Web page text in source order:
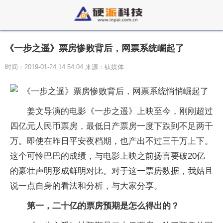
《一步之遥》票房惨败背后，网票系统崛起了
时间：2019-01-24 14:54:04 来源：钛媒体
姜文导演的电影《一步之遥》上映至今，刚刚超过
四亿元人民币票房，最低日产票房一度下跌到不足两千
万。即使在昨日平安夜档期，也产出不过三千万上下。
这个可怜巴巴的成绩，与电影上映之前扬言要破20亿
的豪壮声明形成鲜明对比。对于这一票房数据，我姑且
说一点自身的看法和分析，与大家分享。
第一，二十亿的票房预期是怎么得出的？